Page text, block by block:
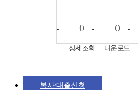
0
상세조회
0
다운로드
복사/대출신청